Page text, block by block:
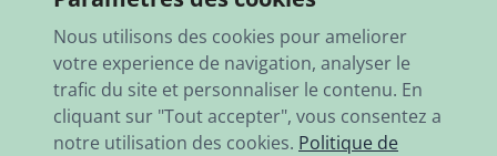
13 000 articles en stock
Expédition rapide dans le monde entier
Nous utilisons des cookies pour ameliorer
votre experience de navigation, analyser le
trafic du site et personnaliser le contenu. En
cliquant sur "Tout accepter", vous consentez a
notre utilisation des cookies. Politique de